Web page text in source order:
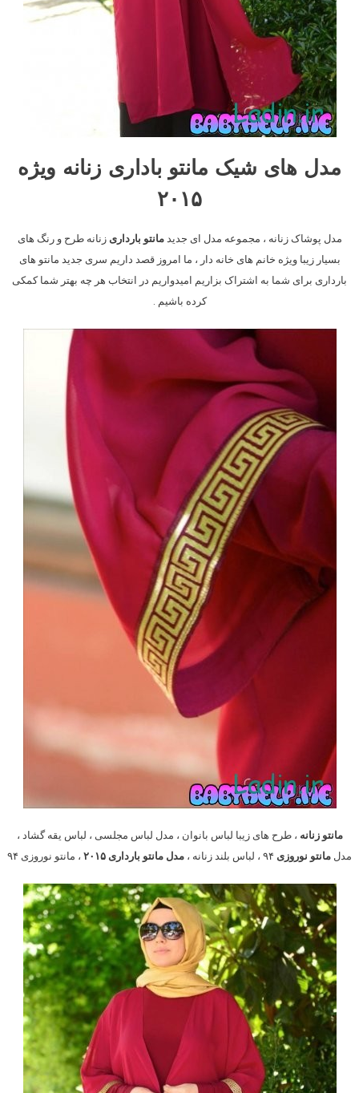
مدل های شیک مانتو باداری زنانه ویژه
۲۰۱۵
مدل پوشاک زنانه ، مجموعه مدل ای جدیدمانتو بارداری زنانه طرح و رنگ های
بسیار زیبا ویژه خانم های خانه دار ، ما امروز قصد داریم سری جدید مانتو های
بارداری برای شما به اشتراک بزاریم امیدواریم در انتخاب هر چه بهتر شما کمکی
کرده باشیم .
مانتو زنانه ، طرح های زیبا لباس بانوان ، مدل لباس مجلسی ، لباس یقه گشاد ،
مدل مانتو نوروزی مدل مانتو بارداری ۲۰۱۵ ، مانتو نوروزی ۹۴